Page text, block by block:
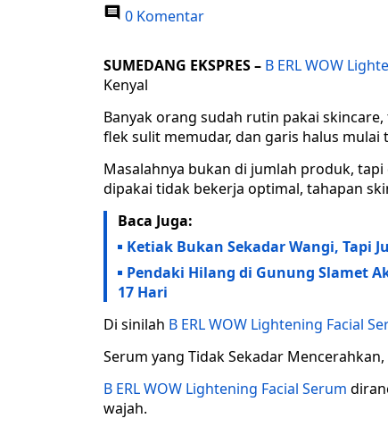
0 Komentar
SUMEDANG EKSPRES – B ERL WOW
Kenyal
Banyak orang sudah rutin pakai
flek sulit memudar, dan garis halus mulai
Masalahnya bukan di jumlah produk,
dipakai tidak bekerja optimal, tahapan
Baca Juga:
Ketiak Bukan Sekadar Wangi, Tapi
Pendaki Hilang di Gunung Slamet
17 Hari
Di sinilah B ERL WOW Lightening Facial
Serum yang Tidak Sekadar
B ERL WOW Lightening Facial Serum
wajah.